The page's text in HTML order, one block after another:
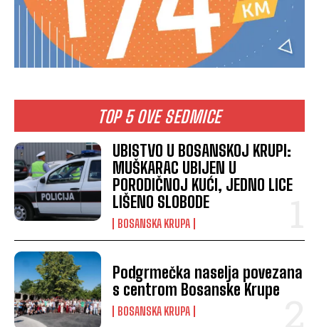
TOP 5 OVE SEDMICE
UBISTVO U BOSANSKOJ KRUPI:
MUŠKARAC UBIJEN U
PORODIČNOJ KUĆI, JEDNO LICE
LIŠENO SLOBODE
BOSANSKA KRUPA
Podgrmečka naselja povezana
s centrom Bosanske Krupe
BOSANSKA KRUPA